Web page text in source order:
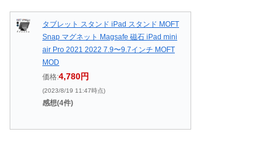
タブレット スタンド iPad スタンド MOFT
Snap マグネット Magsafe 磁石 iPad mini
air Pro 2021 2022 7.9〜9.7インチ MOFT
MOD
価格:4,780円
(2023/8/19 11:47時点)
感想(4件)